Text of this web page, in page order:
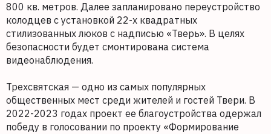
800 кв. метров. Далее запланировано переустройство
колодцев с установкой 22-х квадратных
стилизованных люков с надписью «Тверь». В целях
безопасности будет смонтирована система
видеонаблюдения.
Трехсвятская — одно из самых популярных
общественных мест среди жителей и гостей Твери. В
2022-2023 годах проект ее благоустройства одержал
победу в голосовании по проекту «Формирование